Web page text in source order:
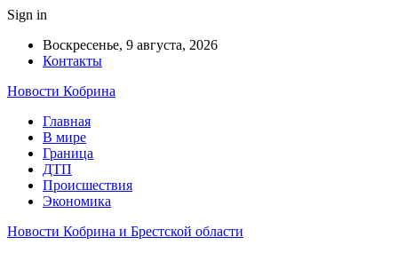
Sign in
Воскресенье, 9 августа, 2026
Контакты
Новости Кобрина
Главная
В мире
Граница
ДТП
Происшествия
Экономика
Новости Кобрина и Брестской области